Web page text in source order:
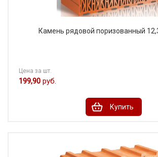
Камень рядовой поризованный
Цена за шт.
199,90 руб.
Купить